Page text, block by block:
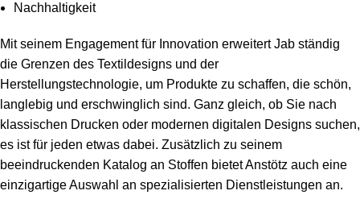
Nachhaltigkeit
Mit seinem Engagement für Innovation erweitert Jab ständig
die Grenzen des Textildesigns und der
Herstellungstechnologie, um Produkte zu schaffen, die schön,
langlebig und erschwinglich sind. Ganz gleich, ob Sie nach
klassischen Drucken oder modernen digitalen Designs suchen,
es ist für jeden etwas dabei. Zusätzlich zu seinem
beeindruckenden Katalog an Stoffen bietet Anstötz auch eine
einzigartige Auswahl an spezialisierten Dienstleistungen an.